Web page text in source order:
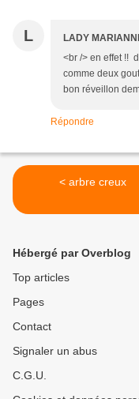
L LADY
<br /> en effet !!
comme deux
bon réveillon
Répondre
< arbre creux
Hébergé par Overblog
Top articles
Pages
Contact
Signaler un abus
C.G.U.